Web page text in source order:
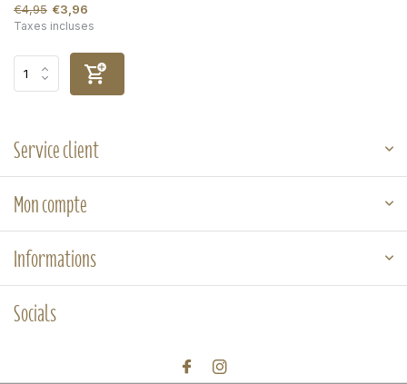
€4,95 €3,96
Taxes incluses
Service client
Mon compte
Informations
Socials